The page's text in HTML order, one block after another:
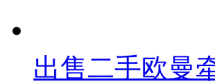
出售二手欧曼